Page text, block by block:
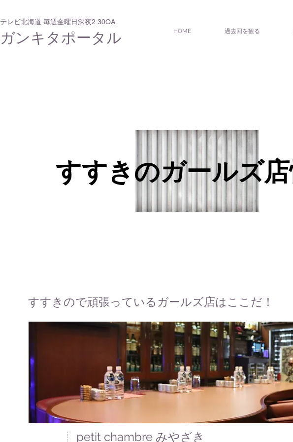
テレビ北海道 毎週金曜日深夜2:30OA
​ガンキタポータル HOME 過去回を観る
すすきのガールズ
すすきので頑張っているガールズ店はここだ！
petit chambre みやざき